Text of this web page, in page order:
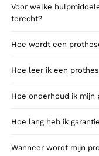
Voor welke
terecht?
Hoe wordt een
Hoe leer ik een
Hoe onderhoud ik mijn
Hoe lang heb ik
Wanneer wordt mijn